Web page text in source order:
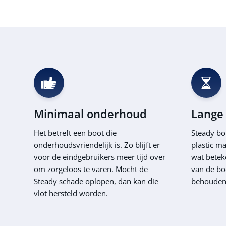
Minimaal onderhoud
Het betreft een boot die
onderhoudsvriendelijk is. Zo blijft er
voor de eindgebruikers meer tijd over
om zorgeloos te varen. Mocht de
Steady schade oplopen, dan kan die
vlot hersteld worden.
Steady
plastic
wat
van de